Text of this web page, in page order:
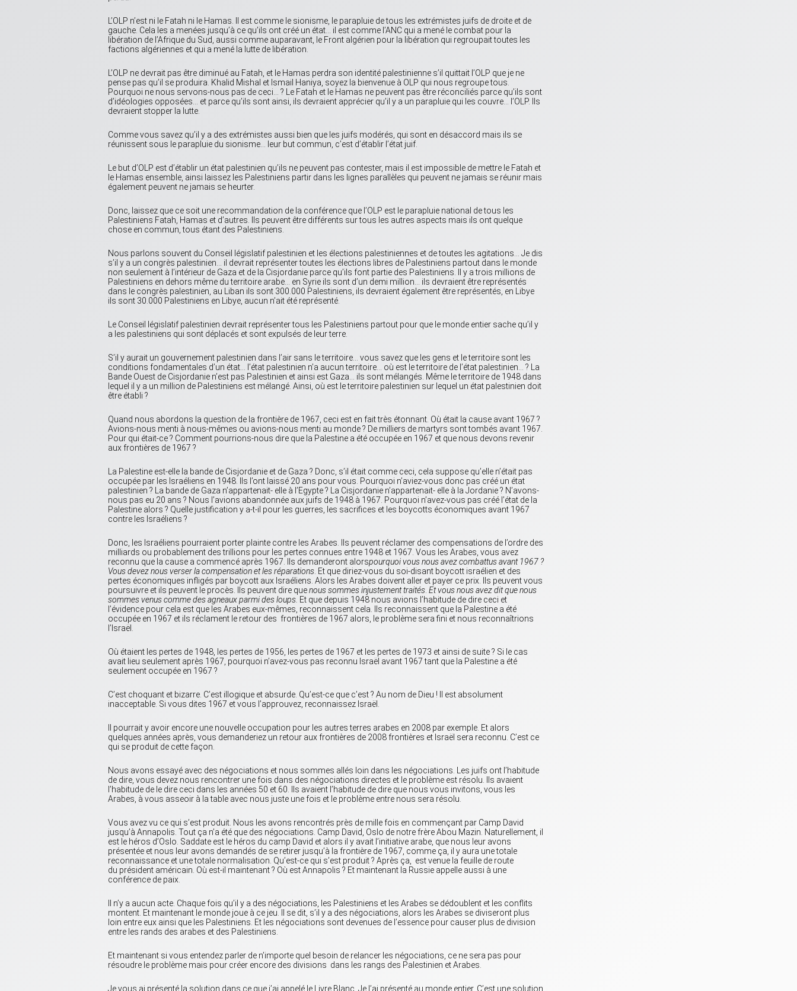
L’OLP n’est ni le Fatah ni le Hamas. Il est comme le sionisme, le parapluie de tous les extrémistes juifs de droite et de
gauche. Cela les a menées jusqu’à ce qu’ils ont créé un état… il est comme l’ANC qui a mené le combat pour la
libération de l’Afrique du Sud, aussi comme auparavant, le Front algérien pour la libération qui regroupait toutes les
factions algériennes et qui a mené la lutte de libération.
L’OLP ne devrait pas être diminué au Fatah, et le Hamas perdra son identité palestinienne s’il quittait l’OLP que je ne
pense pas qu’il se produira. Khalid Mishal et Ismail Haniya, soyez la bienvenue à OLP qui nous regroupe tous.
Pourquoi ne nous servons-nous pas de ceci… ? Le Fatah et le Hamas ne peuvent pas être réconciliés parce qu’ils sont
d’idéologies opposées… et parce qu’ils sont ainsi, ils devraient apprécier qu’il y a un parapluie qui les couvre… l’OLP. Ils
devraient stopper la lutte.
Comme vous savez qu’il y a des extrémistes aussi bien que les juifs modérés, qui sont en désaccord mais ils se
réunissent sous le parapluie du sionisme… leur but commun, c’est d’établir l’état juif.
Le but d’OLP est d’établir un état palestinien qu’ils ne peuvent pas contester, mais il est impossible de mettre le Fatah et
le Hamas ensemble, ainsi laissez les Palestiniens partir dans les lignes parallèles qui peuvent ne jamais se réunir mais
également peuvent ne jamais se heurter.
Donc, laissez que ce soit une recommandation de la conférence que l’OLP est le parapluie national de tous les
Palestiniens Fatah, Hamas et d’autres. Ils peuvent être différents sur tous les autres aspects mais ils ont quelque
chose en commun, tous étant des Palestiniens.
Nous parlons souvent du Conseil législatif palestinien et les élections palestiniennes et de toutes les agitations… Je dis
s’il y a un congrès palestinien… il devrait représenter toutes les élections libres de Palestiniens partout dans le monde
non seulement à l’intérieur de Gaza et de la Cisjordanie parce qu’ils font partie des Palestiniens. Il y a trois millions de
Palestiniens en dehors même du territoire arabe… en Syrie ils sont d’un demi million… ils devraient être représentés
dans le congrès palestinien, au Liban ils sont 300.000 Palestiniens, ils devraient également être représentés, en Libye
ils sont 30.000 Palestiniens en Libye, aucun n’ait été représenté.
Le Conseil législatif palestinien devrait représenter tous les Palestiniens partout pour que le monde entier sache qu’il y
a les palestiniens qui sont déplacés et sont expulsés de leur terre.
S’il y aurait un gouvernement palestinien dans l’air sans le territoire… vous savez que les gens et le territoire sont les
conditions fondamentales d’un état… l’état palestinien n’a aucun territoire… où est le territoire de l’état palestinien… ? La
Bande Ouest de Cisjordanie n’est pas Palestinien et ainsi est Gaza… ils sont mélangés. Même le territoire de 1948 dans
lequel il y a un million de Palestiniens est mélangé. Ainsi, où est le territoire palestinien sur lequel un état palestinien doit
être établi ?
Quand nous abordons la question de la frontière de 1967, ceci est en fait très étonnant. Où était la cause avant 1967 ?
Avions-nous menti à nous-mêmes ou avions-nous menti au monde ? De milliers de martyrs sont tombés avant 1967.
Pour qui était-ce ? Comment pourrions-nous dire que la Palestine a été occupée en 1967 et que nous devons revenir
aux frontières de 1967 ?
La Palestine est-elle la bande de Cisjordanie et de Gaza ? Donc, s’il était comme ceci, cela suppose qu’elle n’était pas
occupée par les Israéliens en 1948. Ils l’ont laissé 20 ans pour vous. Pourquoi n’aviez-vous donc pas créé un état
palestinien ? La bande de Gaza n’appartenait- elle à l’Egypte ? La Cisjordanie n’appartenait- elle à la Jordanie ? N’avons-
nous pas eu 20 ans ? Nous l’avions abandonnée aux juifs de 1948 à 1967. Pourquoi n’avez-vous pas créé l’état de la
Palestine alors ? Quelle justification y a-t-il pour les guerres, les sacrifices et les boycotts économiques avant 1967
contre les Israéliens ?
Donc, les Israéliens pourraient porter plainte contre les Arabes. Ils peuvent réclamer des compensations de l’ordre des
milliards ou probablement des trillions pour les pertes connues entre 1948 et 1967. Vous les Arabes, vous avez
reconnu que la cause a commencé après 1967. Ils demanderont alorspourquoi vous nous avez combattus avant 1967 ?
Vous devez nous verser la compensation et les réparations . Et que diriez-vous du soi-disant boycott israélien et des
pertes économiques infligés par boycott aux Israéliens. Alors les Arabes doivent aller et payer ce prix. Ils peuvent vous
poursuivre et ils peuvent le procès. Ils peuvent dire quenous sommes injustement traités Et vous nous avez dit que nous
sommes venus comme des agneaux parmi des loups. Et que depuis 1948 nous avions l’habitude de dire ceci et
l’évidence pour cela est que les Arabes eux-mêmes, reconnaissent cela. Ils reconnaissent que la Palestine a été
occupée en 1967 et ils réclament le retour des frontières de 1967 alors, le problème sera fini et nous reconnaîtrions
l’Israël.
Où étaient les pertes de 1948, les pertes de 1956, les pertes de 1967 et les pertes de 1973 et ainsi de suite ? Si le cas
avait lieu seulement après 1967, pourquoi n’avez-vous pas reconnu Israël avant 1967 tant que la Palestine a été
seulement occupée en 1967 ?
C’est choquant et bizarre. C’est illogique et absurde. Qu’est-ce que c’est ? Au nom de Dieu ! Il est absolument
inacceptable. Si vous dites 1967 et vous l’approuvez, reconnaissez Israël.
Il pourrait y avoir encore une nouvelle occupation pour les autres terres arabes en 2008 par exemple. Et alors
quelques années après, vous demanderiez un retour aux frontières de 2008 frontières et Israël sera reconnu. C’est ce
qui se produit de cette façon.
Nous avons essayé avec des négociations et nous sommes allés loin dans les négociations. Les juifs ont l’habitude
de dire, vous devez nous rencontrer une fois dans des négociations directes et le problème est résolu. Ils avaient
l’habitude de le dire ceci dans les années 50 et 60. Ils avaient l’habitude de dire que nous vous invitons, vous les
Arabes, à vous asseoir à la table avec nous juste une fois et le problème entre nous sera résolu.
Vous avez vu ce qui s’est produit. Nous les avons rencontrés près de mille fois en commençant par Camp David
jusqu’à Annapolis. Tout ça n’a été que des négociations. Camp David, Oslo de notre frère Abou Mazin. Naturellement, il
est le héros d’Oslo. Saddate est le héros du camp David et alors il y avait l’initiative arabe, que nous leur avons
présentée et nous leur avons demandés de se retirer jusqu’à la frontière de 1967, comme ça, il y aura une totale
reconnaissance et une totale normalisation. Qu’est-ce qui s’est produit ? Après ça, est venue la feuille de route
du président américain. Où est-il maintenant ? Où est Annapolis ? Et maintenant la Russie appelle aussi à une
conférence de paix.
Il n’y a aucun acte. Chaque fois qu’il y a des négociations, les Palestiniens et les Arabes se dédoublent et les conflits
montent. Et maintenant le monde joue à ce jeu. Il se dit, s’il y a des négociations, alors les Arabes se diviseront plus
loin entre eux ainsi que les Palestiniens. Et les négociations sont devenues de l’essence pour causer plus de division
entre les rands des arabes et des Palestiniens.
Et maintenant si vous entendez parler de n’importe quel besoin de relancer les négociations, ce ne sera pas pour
résoudre le problème mais pour créer encore des divisions dans les rangs des Palestinien et Arabes.
Je vous ai présenté la solution dans ce que j’ai appelé le Livre Blanc. Je l’ai présenté au monde entier. C’est une solution